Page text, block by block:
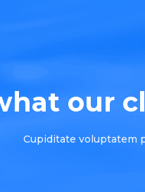
our
Cupiditate voluptatem